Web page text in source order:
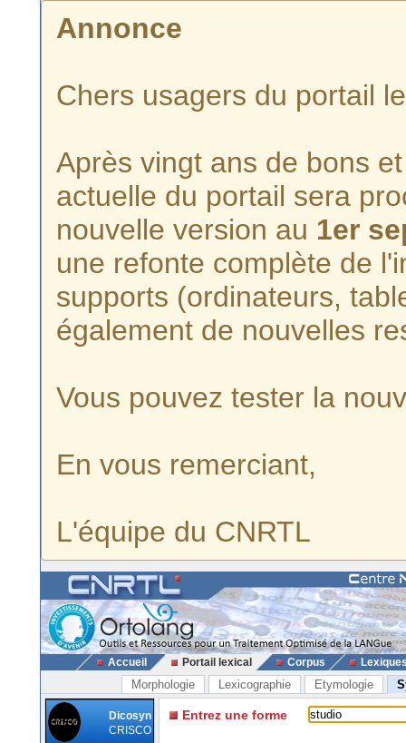
Annonce
Chers usagers du portail
Après vingt ans de bons
actuelle du portail sera
nouvelle version au 1er
une refonte complète de
supports (ordinateurs,
également de nouvelles
Vous pouvez tester la
En vous remerciant,
L'équipe du CNRTL
Accueil Portail lexical Corpus
Morphologie Lexicographie Etymologie
Dicosyn
CRISCO
Entrez une forme